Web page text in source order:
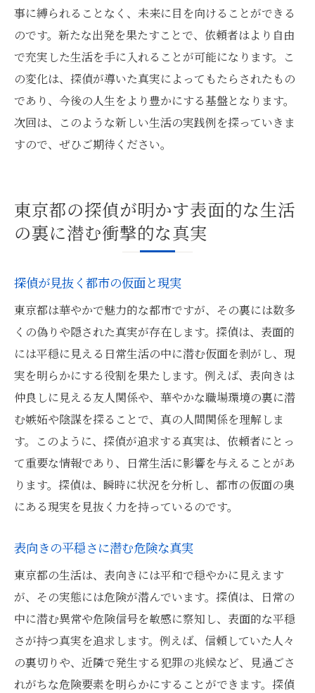
事に縛られることなく、未来に目を向けることができる
のです。新たな出発を果たすことで、依頼者はより自由
で充実した生活を手に入れることが可能になります。こ
の変化は、探偵が導いた真実によってもたらされたもの
であり、今後の人生をより豊かにする基盤となります。
次回は、このような新しい生活の実践例を探っていきま
すので、ぜひご期待ください。
東京都の探偵が明かす表面的な生活
の裏に潜む衝撃的な真実
探偵が見抜く都市の仮面と現実
東京都は華やかで魅力的な都市ですが、その裏には数多
くの偽りや隠された真実が存在します。探偵は、表面的
には平穏に見える日常生活の中に潜む仮面を剥がし、現
実を明らかにする役割を果たします。例えば、表向きは
仲良しに見える友人関係や、華やかな職場環境の裏に潜
む嫉妬や陰謀を探ることで、真の人間関係を理解しま
す。このように、探偵が追求する真実は、依頼者にとっ
て重要な情報であり、日常生活に影響を与えることがあ
ります。探偵は、瞬時に状況を分析し、都市の仮面の奥
にある現実を見抜く力を持っているのです。
表向きの平穏さに潜む危険な真実
東京都の生活は、表向きには平和で穏やかに見えます
が、その実態には危険が潜んでいます。探偵は、日常の
中に潜む異常や危険信号を敏感に察知し、表面的な平穏
さが持つ真実を追求します。例えば、信頼していた人々
の裏切りや、近隣で発生する犯罪の兆候など、見過ごさ
れがちな危険要素を明らかにすることができます。探偵